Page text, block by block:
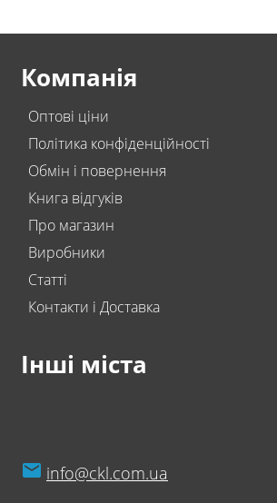
Компанія
Оптові ціни
Політика конфіденційності
Обмін і повернення
Книга відгуків
Про магазин
Виробники
Статті
Контакти і Доставка
Інші міста
info@ckl.com.ua